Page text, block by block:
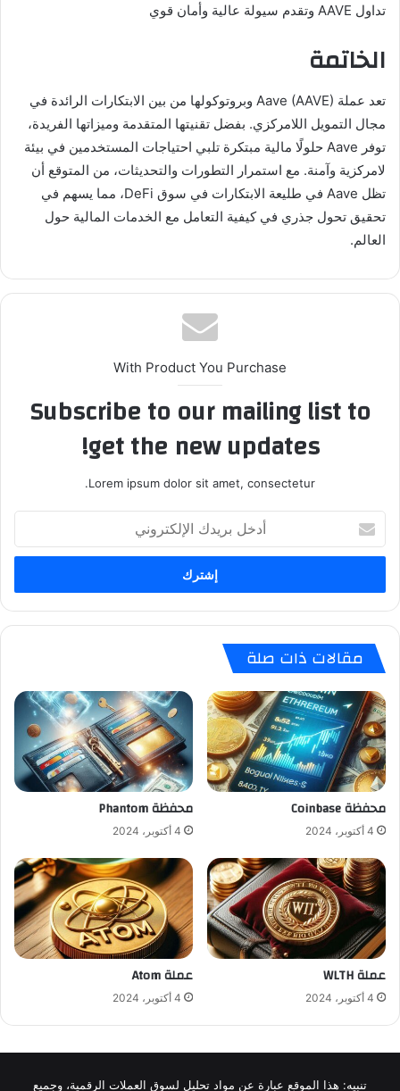
تداول AAVE وتقدم سيولة عالية وأمان قوي
الخاتمة
تعد عملة Aave (AAVE) وبروتوكولها من بين الابتكارات الرائدة في
مجال التمويل اللامركزي. بفضل تقنيتها المتقدمة وميزاتها الفريدة،
توفر Aave حلولًا مالية مبتكرة تلبي احتياجات المستخدمين في بيئة
لامركزية وآمنة. مع استمرار التطورات والتحديثات، من المتوقع أن
تظل Aave في طليعة الابتكارات في سوق DeFi، مما يسهم في
تحقيق تحول جذري في كيفية التعامل مع الخدمات المالية حول
العالم.
With Product You Purchase
Subscribe to our mailing list to
get the new updates!
Lorem ipsum dolor sit amet, consectetur.
بريدك
الإلكتروني
مقالات ذات صلة
محفظة Coinbase
4 أكتوبر، 2024
محفظة Phantom
4 أكتوبر، 2024
عملة WLTH
4 أكتوبر، 2024
عملة Atom
4 أكتوبر، 2024
تنبيه: هذا الموقع عبارة عن مواد تحليل لسوق العملات الرقمية، وجميع